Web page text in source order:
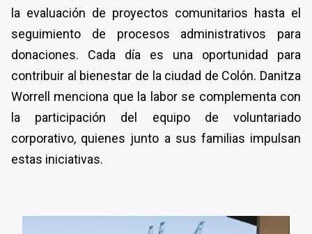
la evaluación de proyectos comunitarios hasta el
seguimiento de procesos administrativos para
donaciones. Cada día es una oportunidad para
contribuir al bienestar de la ciudad de Colón. Danitza
Worrell menciona que la labor se complementa con
la participación del equipo de voluntariado
corporativo, quienes junto a sus familias impulsan
estas iniciativas.